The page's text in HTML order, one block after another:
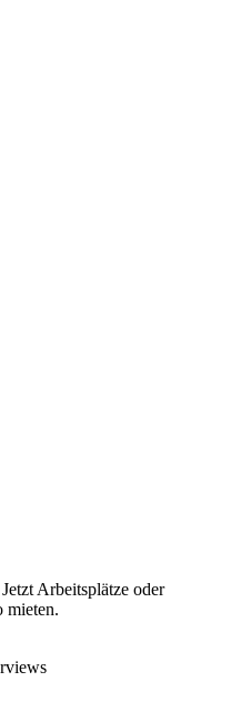
Arbeitsplätze oder
mieten.